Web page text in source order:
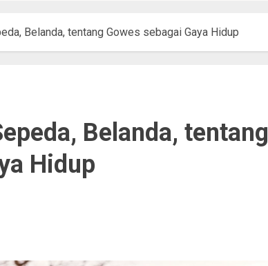
Belanda, tentang Gowes sebagai Gaya Hidup
Belanda, tentang
Hidup